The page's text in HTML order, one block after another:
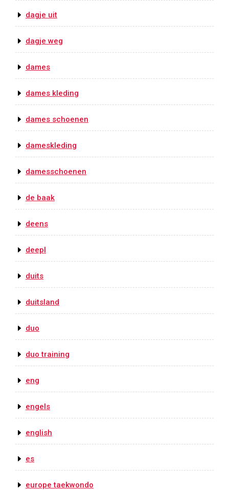
dagje uit
dagje weg
dames
dames kleding
dames schoenen
dameskleding
damesschoenen
de baak
deens
deepl
duits
duitsland
duo
duo training
eng
engels
english
es
europe taekwondo